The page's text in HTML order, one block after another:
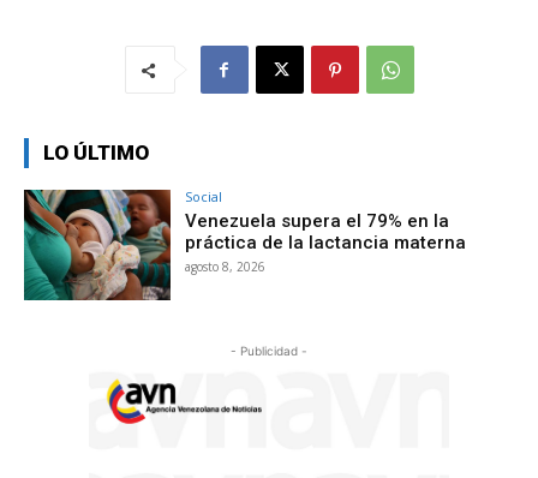
LO ÚLTIMO
Social
Venezuela supera el 79% en la
práctica de la lactancia materna
agosto 8, 2026
- Publicidad -